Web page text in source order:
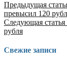
чтение
Предыдущая
превысил 120
Следующая статья
рубля
Свежие записи